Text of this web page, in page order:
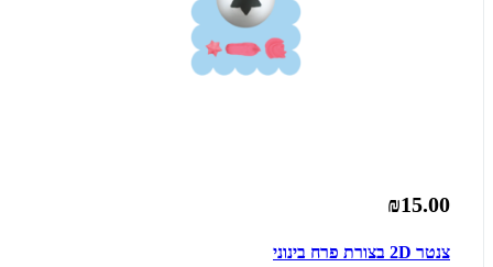
₪15.00
צנטר 2D בצורת פרח בינוני